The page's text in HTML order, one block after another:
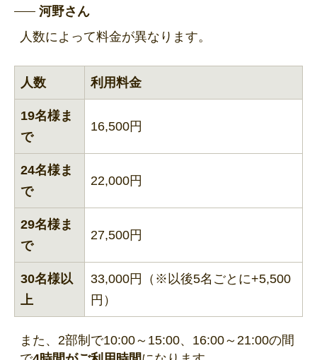
河野さん
人数によって料金が異なります。
人数 利用料金
19名様ま
で
16,500円
24名様ま
で
22,000円
29名様ま
で
27,500円
30名様以
上
33,000円（※以後5名ごとに+5,500
円）
また、2部制で10:00～15:00、16:00～21:00の間